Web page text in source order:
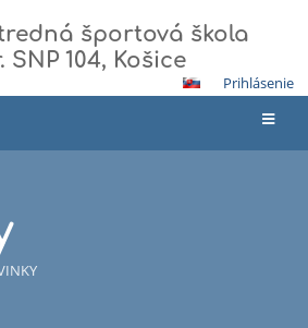
športová škola
SNP 104, Košice
Prihlásenie